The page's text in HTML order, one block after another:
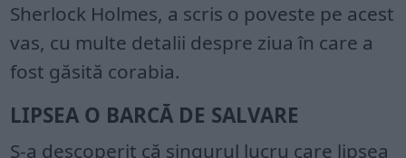
Sherlock Holmes, a scris o poveste pe acest
vas, cu multe detalii despre ziua în care a
fost găsită corabia.
LIPSEA O BARCĂ DE SALVARE
S-a descoperit că singurul lucru care lipsea